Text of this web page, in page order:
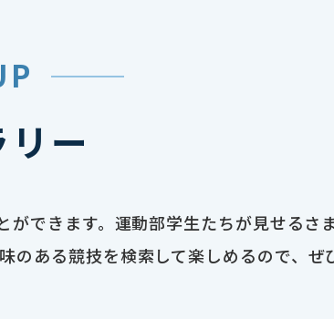
ー
できます。運動部学生たちが見せるさ
のある競技を検索して楽しめるので、ぜ